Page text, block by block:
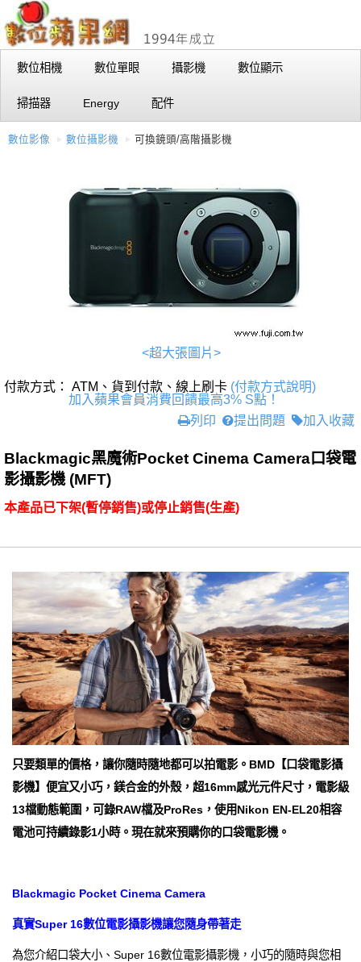
數位相機 數位單眼 攝影機 數位顯示
掃描器 Energy 配件
數位影像 數位攝影機 可換鏡頭/高階攝影機
<超大張圖片>
付款方式： ATM、貨到付款、線上刷卡 (付款方式說明)
加入蘋果會員消費回饋最高3% S點！
列印
提出問題 加入收藏
Blackmagic黑魔術Pocket Cinema Camera口袋電
影攝影機 (MFT)
本產品已下架(暫停銷售)或停止銷售(生產)
只要類單的價格，讓你隨時隨地都可以拍電影。BMD【口袋電影攝
影機】便宜又小巧，鎂合金的外殼，超16mm感光元件尺寸，電影級
13檔動態範圍，可錄RAW檔及ProRes，使用Nikon EN-EL20相容
電池可持續錄影1小時。現在就來預購你的口袋電影機。
Blackmagic Pocket Cinema Camera
真實Super 16數位電影攝影機讓您隨身帶著走
為您介紹口袋大小、Super 16數位電影攝影機，小巧的隨時與您相